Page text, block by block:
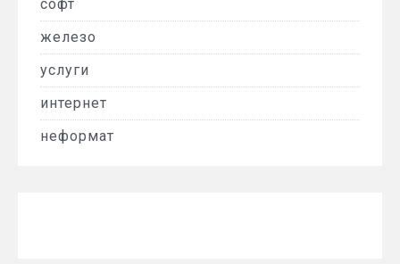
софт
железо
услуги
интернет
неформат